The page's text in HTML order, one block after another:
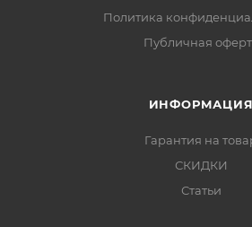
Политика
Публичная
ИНФОРМАЦИЯ
Гарантия на
СКИДКИ
Статьи